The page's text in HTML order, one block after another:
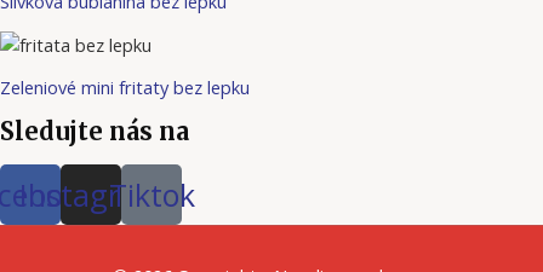
Zeleniové mini fritaty bez lepku
Sledujte nás na
Instagram
Tiktok